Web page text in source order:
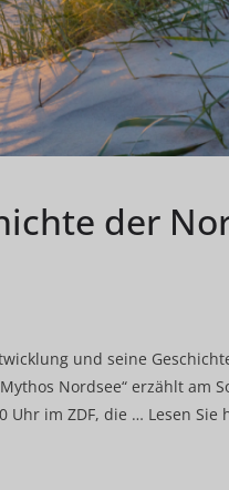
der
und seine
Nordsee“ erzählt am
Uhr im ZDF, die … Lesen Sie